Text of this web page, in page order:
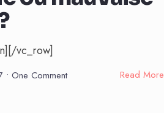
vc_row]
• One Comment Read More